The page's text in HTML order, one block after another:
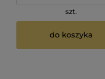
szt.
do koszyka